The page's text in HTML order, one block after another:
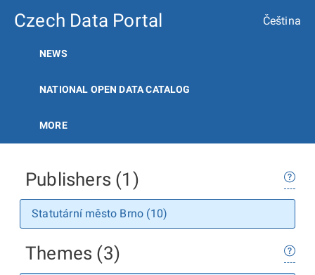
Czech Data Portal Čeština
NEWS
NATIONAL OPEN DATA CATALOG
MORE
Publishers (1)
Statutární město Brno (10)
Themes (3)